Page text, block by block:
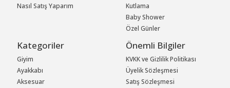
Nasıl Satış Yaparım
Kutlama
Baby Shower
Özel Günler
Kategoriler
Giyim
Ayakkabı
Aksesuar
Önemli Bilgiler
KVKK ve Gizlilik Politikası
Üyelik Sözleşmesi
Satış Sözleşmesi